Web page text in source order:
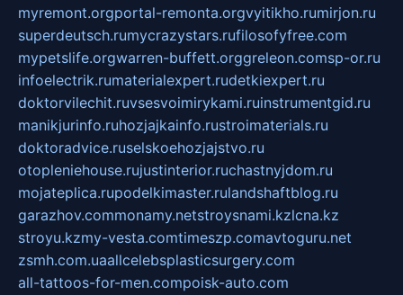
myremont.orgportal-remonta.orgvyitikho.rumirjon.ru
superdeutsch.rumycrazystars.rufilosofyfree.com
mypetslife.orgwarren-buffett.orggreleon.comsp-or.ru
infoelectrik.rumaterialexpert.rudetkiexpert.ru
doktorvilechit.ruvsesvoimirykami.ruinstrumentgid.ru
manikjurinfo.ruhozjajkainfo.rustroimaterials.ru
doktoradvice.ruselskoehozjajstvo.ru
otopleniehouse.rujustinterior.ruchastnyjdom.ru
mojateplica.rupodelkimaster.rulandshaftblog.ru
garazhov.commonamy.netstroysnami.kzlcna.kz
stroyu.kzmy-vesta.comtimeszp.comavtoguru.net
zsmh.com.uaallcelebsplasticsurgery.com
all-tattoos-for-men.compoisk-auto.com